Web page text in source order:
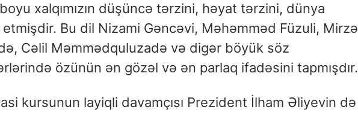
xalqımızın düşüncə tərzini, həyat tərzini, dünya
Bu dil Nizami Gəncəvi, Məhəmməd Füzuli, Mirzə
Cəlil Məmmədquluzadə və digər böyük söz
özünün ən gözəl və ən parlaq ifadəsini tapmışdır.
kursunun layiqli davamçısı Prezident İlham Əliyevin də